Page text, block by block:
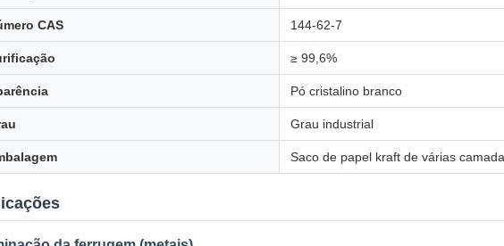
CAS 144-62-7
≥ 99,6%
Pó cristalino branco
Grau industrial
Saco de papel kraft de várias